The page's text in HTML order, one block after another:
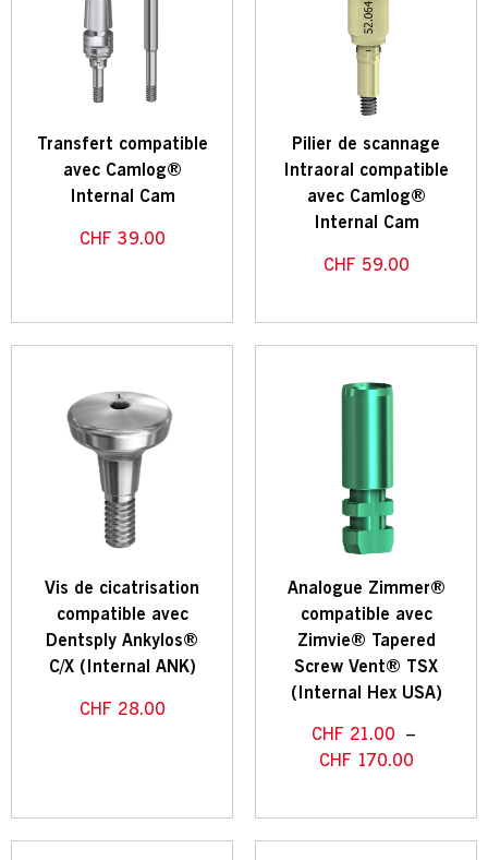
Transfert compatible
avec Camlog®
Internal Cam
CHF 39.00
Pilier de scannage
Intraoral compatible
avec Camlog®
Internal Cam
CHF 59.00
Vis de cicatrisation
compatible avec
Dentsply Ankylos®
C/X (Internal ANK)
CHF 28.00
Analogue Zimmer®
compatible avec
Zimvie® Tapered
Screw Vent® TSX
(Internal Hex USA)
CHF 21.00 –
CHF 170.00